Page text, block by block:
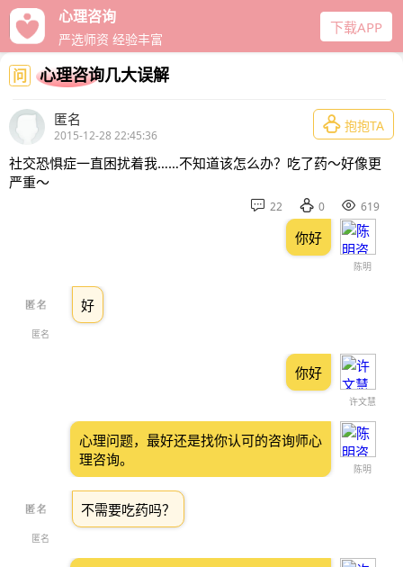
心理咨询
严选师资 经验丰富
下载APP
问 心理咨询几大误解
匿名
2015-12-28 22:45:36
 抱抱TA
社交恐惧症一直困扰着我……不知道该怎么办？吃了药～好像更
严重～
 22  0  619
陈明
你好
匿名
好
许文慧
你好
陈明
心理问题，最好还是找你认可的咨询师心
理咨询。
匿名
不需要吃药吗？